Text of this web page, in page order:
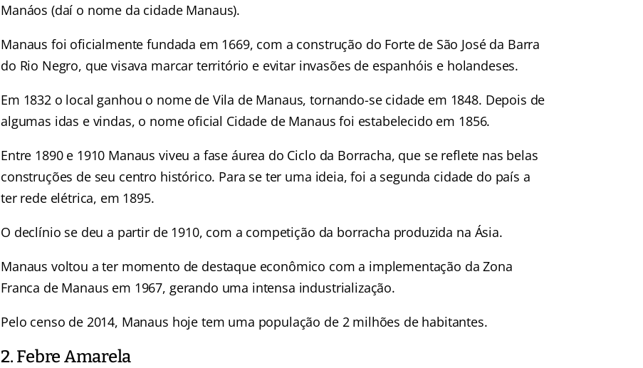
Manáos (daí o nome da cidade Manaus).
Manaus foi oficialmente fundada em 1669, com a construção do Forte de São José da Barra
do Rio Negro, que visava marcar território e evitar invasões de espanhóis e holandeses.
Em 1832 o local ganhou o nome de Vila de Manaus, tornando-se cidade em 1848. Depois de
algumas idas e vindas, o nome oficial Cidade de Manaus foi estabelecido em 1856.
Entre 1890 e 1910 Manaus viveu a fase áurea do Ciclo da Borracha, que se reflete nas belas
construções de seu centro histórico. Para se ter uma ideia, foi a segunda cidade do país a
ter rede elétrica, em 1895.
O declínio se deu a partir de 1910, com a competição da borracha produzida na Ásia.
Manaus voltou a ter momento de destaque econômico com a implementação da Zona
Franca de Manaus em 1967, gerando uma intensa industrialização.
Pelo censo de 2014, Manaus hoje tem uma população de 2 milhões de habitantes.
2. Febre Amarela